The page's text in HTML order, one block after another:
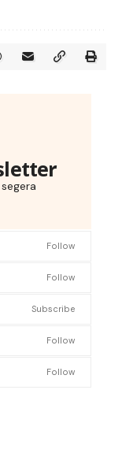
Follow
Follow
Subscribe
Follow
Follow